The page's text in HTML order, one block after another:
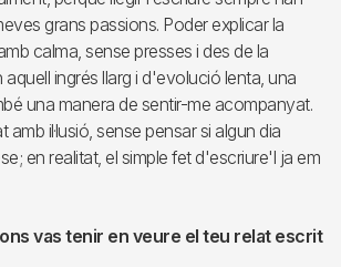
grans passions. Poder explicar la
calma, sense presses i des de la
aquell ingrés llarg i d'evolució lenta, una
una manera de sentir-me acompanyat.
amb il·lusió, sense pensar si algun dia
en realitat, el simple fet d'escriure'l ja em
vas tenir en veure el teu relat escrit